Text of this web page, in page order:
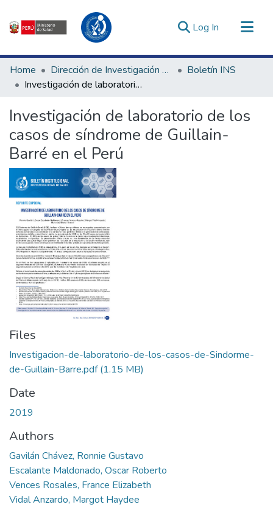
Log In (current)
Communities & Collections
All of DSpace
Estadísticas Externas
Enlaces de interés ▾
Home Dirección de Investigación e Innovación en Salud
Boletín INS
Investigación de laboratorio de los casos de síndrome de Guillain- Barré en el Perú
Investigación de laboratorio de los
casos de síndrome de Guillain-
Barré en el Perú
Files
Investigacion-de-laboratorio-de-los-casos-de-Sindorme-
de-Guillain-Barre.pdf(1.15 MB)
Date
2019
Authors
Gavilán Chávez, Ronnie Gustavo
Escalante Maldonado, Oscar Roberto
Vences Rosales, France Elizabeth
Vidal Anzardo, Margot Haydee